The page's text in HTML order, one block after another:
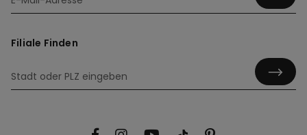
Filiale Finden